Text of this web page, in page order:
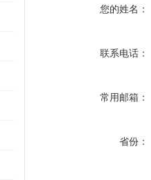
您的姓名：
联系电话：
常用邮箱：
省份：